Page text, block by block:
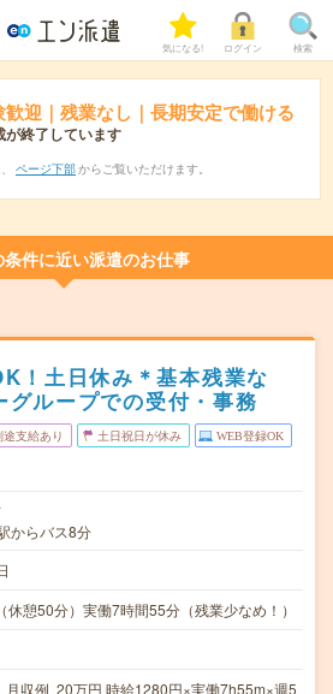
気になる! ログイン 検索
迎｜残業なし｜長期安定で働ける
が終了しています
ページ下部 からご覧いただけます。
条件に近い派遣のお仕事
！土日休み＊基本残業な
グループでの受付・事務
途支給あり 土日祝日が休み WEB登録OK
からバス8分
憩50分）実働7時間55分（残業少なめ！）
収例 20万円 時給1280円×実働7h55m×週5